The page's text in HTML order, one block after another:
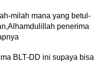
milah mana yang betul-
penerima
BLT-DD ini supaya bisa